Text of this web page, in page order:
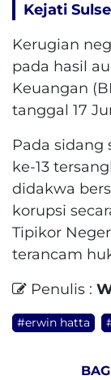
Kejati
Kerugian
pada hasil
Keuangan
tanggal 17
Pada sidang
ke-13
didakwa
korupsi
Tipikor
terancam
Penulis :
#erwin hatta